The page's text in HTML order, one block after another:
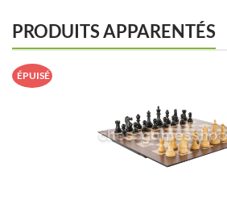
PRODUITS APPARENTÉS
ÉPUISÉ